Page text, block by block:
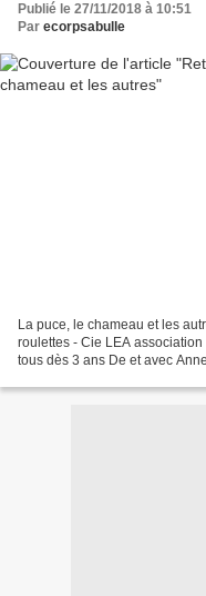
Publié le 27/11/2018 à 10:51
Par ecorpsabulle
La puce, le chameau et les
roulettes - Cie LEA
tous dès 3 ans De et avec